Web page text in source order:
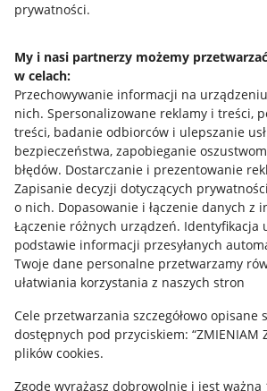
prywatności.
My i nasi partnerzy możemy
w celach:
Przechowywanie informacji na
nich. Spersonalizowane reklamy i treści,
treści, badanie odbiorców i ulepszanie
bezpieczeństwa, zapobieganie
błędów. Dostarczanie i prezentowanie
Zapisanie decyzji dotyczących
o nich. Dopasowanie i łączenie danych z
Łączenie różnych urządzeń. Identyfikacja
podstawie informacji przesyłanych
Twoje dane personalne przetwarzamy
ułatwiania korzystania z naszych stron
Cele przetwarzania szczegółowo opisane
dostępnych pod przyciskiem: “ZMIENIAM
plików cookies.
Zgodę wyrażasz dobrowolnie i jest ważna
Jak to działa
Allegro Gadane dla sprzedających
Allegro Gadane dla kupujących
Mapa miejscowości
Informacje prawne
Regulamin
Polityka plików "cookies"
Ustawienia plików "cookies"
Udostępnianie lokalizacji
Informacje dla Aktu o Usługach Cyfrowych